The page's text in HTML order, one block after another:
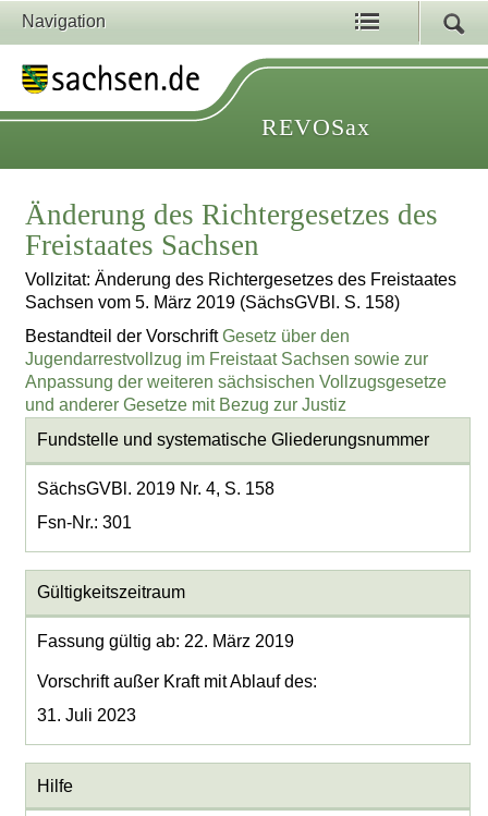
Navigation
REVOSax
Änderung des Richtergesetzes des
Freistaates Sachsen
Vollzitat: Änderung des Richtergesetzes des Freistaates
Sachsen vom 5. März 2019 (SächsGVBl. S. 158)
Bestandteil der VorschriftGesetz über den
Jugendarrestvollzug im Freistaat Sachsen sowie zur
Anpassung der weiteren sächsischen Vollzugsgesetze
und anderer Gesetze mit Bezug zur Justiz
Fundstelle und systematische Gliederungsnummer
SächsGVBl. 2019 Nr. 4, S. 158
Fsn-Nr.: 301
Gültigkeitszeitraum
Fassung gültig ab: 22. März 2019
Vorschrift außer Kraft mit Ablauf des:
31. Juli 2023
Hilfe